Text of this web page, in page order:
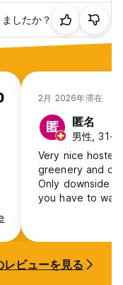
したか？
2月 2026年滞在
匿 匿名
男性, 31-
Very nice hostel
greenery and
Only downside
you have to
レビューを見る